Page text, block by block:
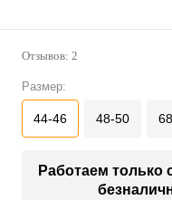
Отзывов: 2
Размер:
44-46 48-50
Работаем